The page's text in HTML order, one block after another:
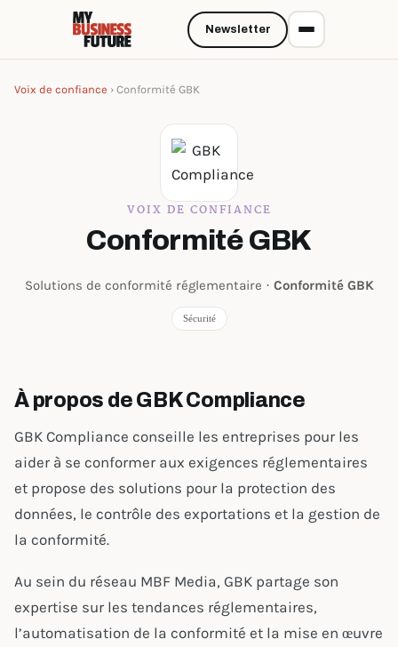
Voix de confiance › Conformité GBK
VOIX DE CONFIANCE
Conformité GBK
Solutions de conformité réglementaire · Conformité GBK
Sécurité
À propos de GBK Compliance
GBK Compliance conseille les entreprises pour les
aider à se conformer aux exigences réglementaires
et propose des solutions pour la protection des
données, le contrôle des exportations et la gestion de
la conformité.
Au sein du réseau MBF Media, GBK partage son
expertise sur les tendances réglementaires,
l’automatisation de la conformité et la mise en œuvre
Newsletter